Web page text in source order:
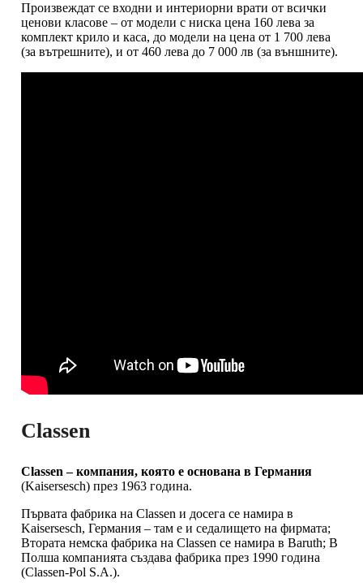
Произвеждат се входни и интериорни врати от всички
ценови класове – от модели с ниска цена 160 лева за
комплект крило и каса, до модели на цена от 1 700 лева
(за вътрешните), и от 460 лева до 7 000 лв (за външните).
Classen
Classen – компания, която е основана в Германия
(Kaisersesch) през 1963 година.
Първата фабрика на Classen и досега се намира в
Kaisersesch, Германия – там е и седалището на фирмата;
Втората немска фабрика на Classen се намира в Baruth; В
Полша компанията създава фабрика през 1990 година
(Classen-Pol S.A.).